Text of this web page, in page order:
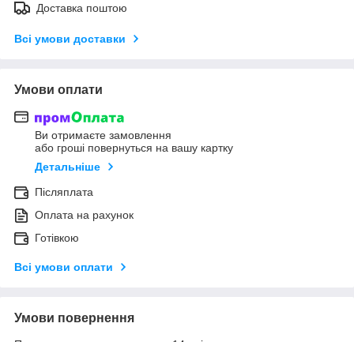
Доставка поштою
Всі умови доставки
Умови оплати
Ви отримаєте замовлення
або гроші повернуться на вашу картку
Детальніше
Післяплата
Оплата на рахунок
Готівкою
Всі умови оплати
Умови повернення